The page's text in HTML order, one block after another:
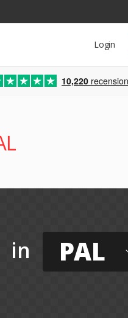
Login
10,220
in PAL